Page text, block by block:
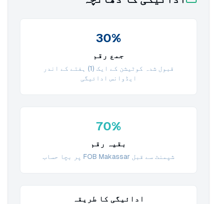
30%
جمع رقم
قبول شدہ کوٹیشن کے ایک (1) ہفتے کے اندر
ایڈوانس ادائیگی
70%
بقیہ رقم
شپمنٹ سے قبل FOB Makassar پر بچا حساب
ادائیگی کا طریقہ